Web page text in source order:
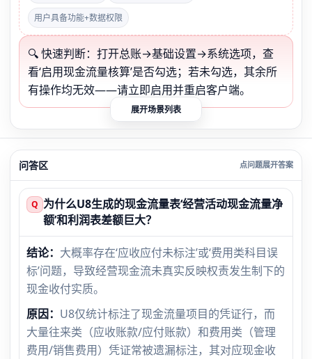
用户具备功能+数据权限
🔍 快速判断：打开总账→基础设置→系统选项，查
看‘启用现金流量核算’是否勾选；若未勾选，其余所
有操作均无效——请立即启用并重启客户端。
展开场景列表
问答区
Q 为什么U8生成的现金流量表‘经营活动现金流量净
额’和利润表差额巨大？
结论： 大概率存在‘应收应付未标注’或‘费用类科目误
标’问题，导致经营现金流未真实反映权责发生制下的
现金收付实质。
原因： U8仅统计标注了现金流量项目的凭证行，而
大量往来类（应收账款/应付账款）和费用类（管理
费用/销售费用）凭证常被遗漏标注，其对应现金收